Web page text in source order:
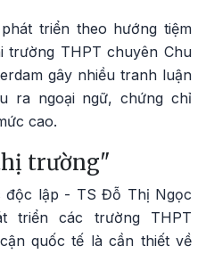
triển theo hướng tiệm
trường THPT chuyên Chu
gây nhiều tranh luận
ra ngoại ngữ, chứng chỉ
cao.
trường"
độc lập - TS Đỗ Thị Ngọc
triển các trường THPT
quốc tế là cần thiết về